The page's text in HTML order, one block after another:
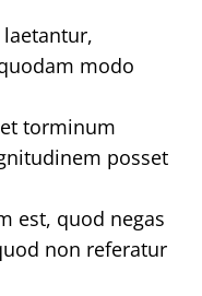
modo
torminum
posset
est, quod negas
non referatur